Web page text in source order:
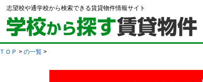
志望校や通学校から検索できる賃貸物件情報サイト
ＴＯＰ > の一覧 >